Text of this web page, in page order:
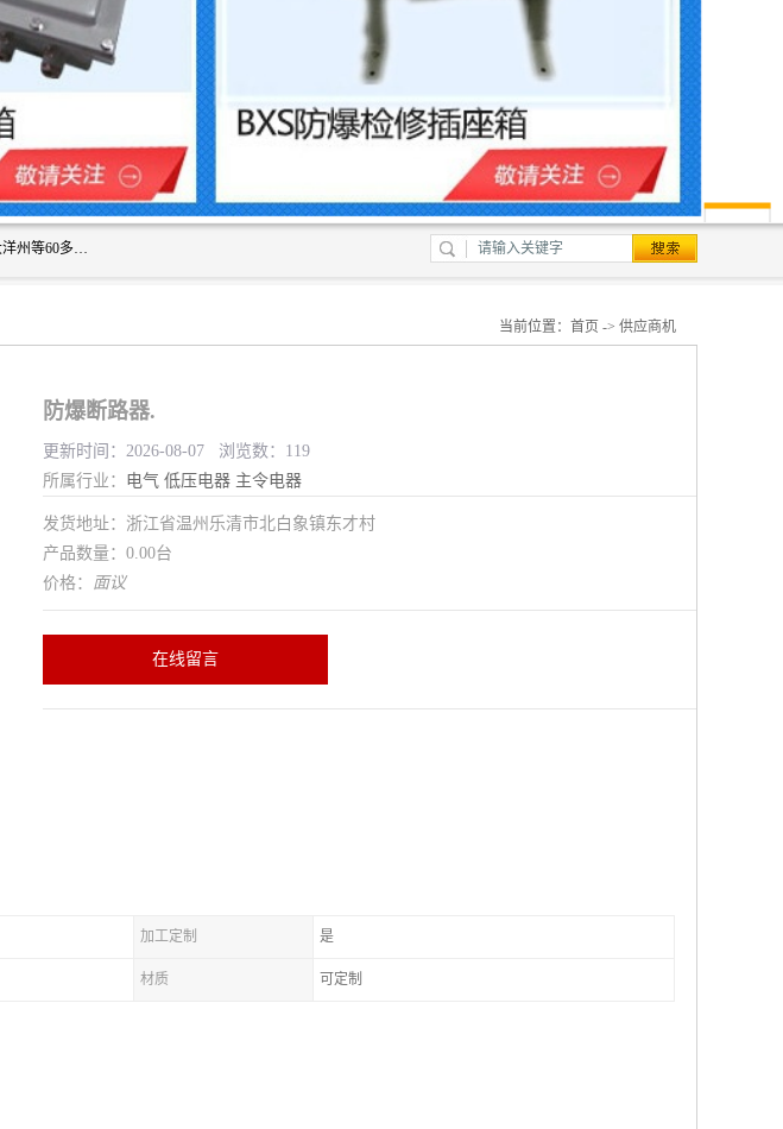
浙创防爆公司产品得到了 国内外广大用户的青眯，销售网络遍布全国各地及远销东南亚，非洲，中东，大洋州等60多个国家和地区，并初步建立起以中国大陆为总部的全球营销体系。 专业生产：防爆电气，BXMD系列防爆照明动力配电箱，BJX防爆接线箱，BKX防爆控制箱，防爆检修电源箱，防爆开关箱，不锈钢防爆箱，201/304/316不锈钢防爆配电箱系列， 防爆防腐系列，防爆防腐操作柱，防爆防腐控制箱 浙创防爆
当前位置： 首页 -> 供应商机
防爆断路器.
更新时间：2026-08-07 浏览数：119
所属行业： 电气 低压电器 主令电器
发货地址：浙江省温州乐清市北白象镇东才村
产品数量：0.00台
价格： 面议
在线留言
加工定制 是
材质 可定制